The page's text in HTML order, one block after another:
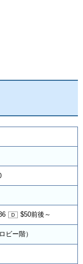
$50前後～
ビー階）